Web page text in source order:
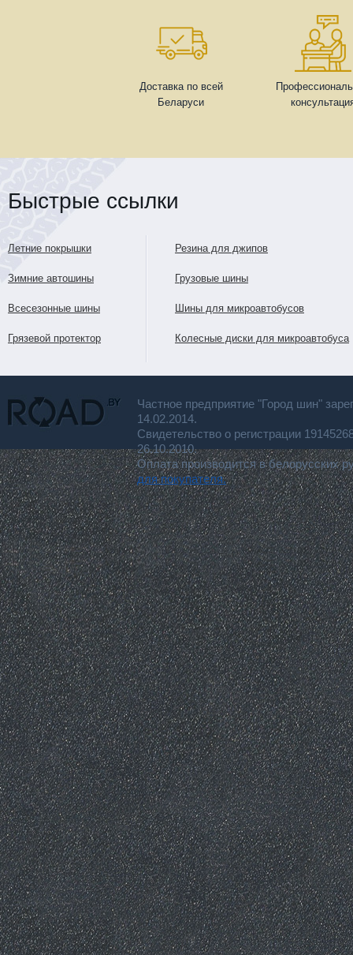
Доставка по всей
Беларуси
Быстрые ссылки
Летние покрышки
Зимние автошины
Всесезонные шины
Грязевой протектор
Резина для джипов
Грузовые шины
Шины для микроавтобусов
Колесные диски для микроавтобуса
Частное предприятие "Город шин"
14.02.2014.
Свидетельство о регистрации
26.10.2010.
Оплата производится в белорусских
для покупателя.